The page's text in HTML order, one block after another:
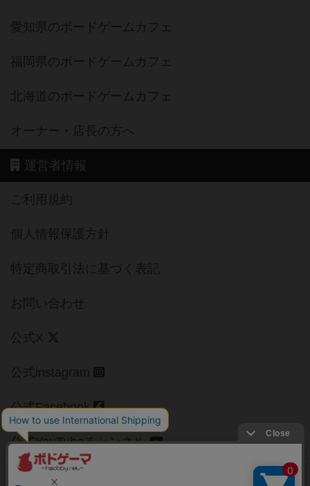
愛知県のボードゲームカフェ
福岡県のボードゲームカフェ
北海道のボードゲームカフェ
オーナー・店長の方へ
運営者情報
ご利用規約
個人情報保護方針
特定商取引法に基づく表記
お問い合わせ
公式X
公式instagram
公式Facebook
公式YouTubeチャンネル